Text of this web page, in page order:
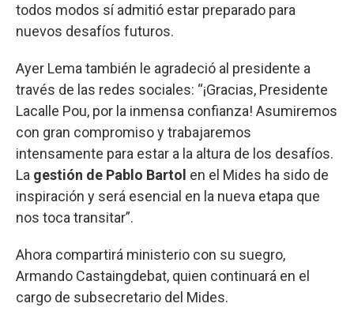
todos modos sí admitió estar preparado para
nuevos desafíos futuros.
Ayer Lema también le agradeció al presidente a
través de las redes sociales: “¡Gracias, Presidente
Lacalle Pou, por la inmensa confianza! Asumiremos
con gran compromiso y trabajaremos
intensamente para estar a la altura de los desafíos.
La gestión de Pablo Bartol en el Mides ha sido de
inspiración y será esencial en la nueva etapa que
nos toca transitar”.
Ahora compartirá ministerio con su suegro,
Armando Castaingdebat, quien continuará en el
cargo de subsecretario del Mides.